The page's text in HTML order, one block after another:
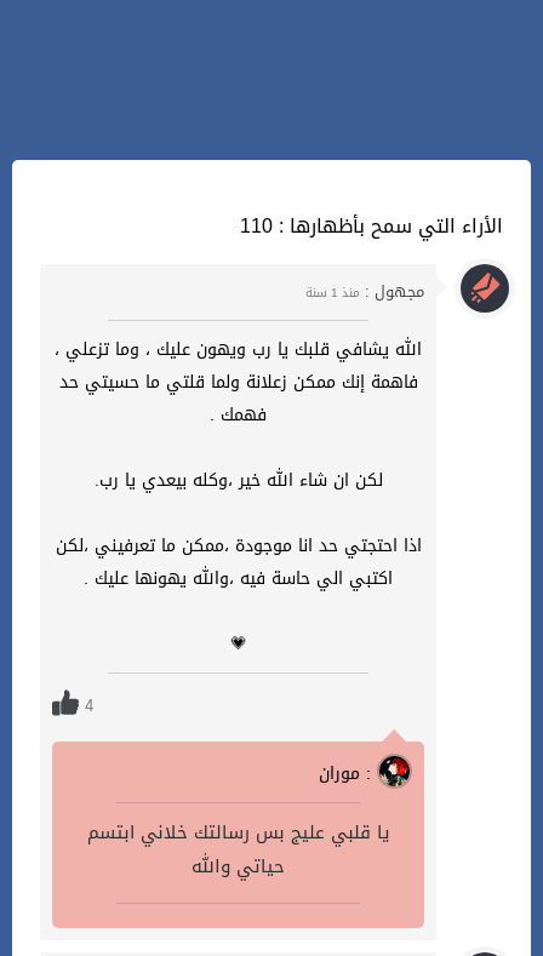
110 : الأراء التي سمح بأظهارها
مجهول : منذ 1 سنة
الله يشافي قلبك يا رب ويهون عليك ، وما تزعلي ،
فاهمة إنك ممكن زعلانة ولما قلتي ما حسيتي حد
فهمك .
لكن ان شاء الله خير ،وكله بيعدي يا رب.
اذا احتجتي حد انا موجودة ،ممكن ما تعرفيني ،لكن
اكتبي الي حاسة فيه ،والله يهونها عليك .
💗
4
موران :
يا قلبي عليج بس رسالتك خلاني ابتسم
حياتي والله